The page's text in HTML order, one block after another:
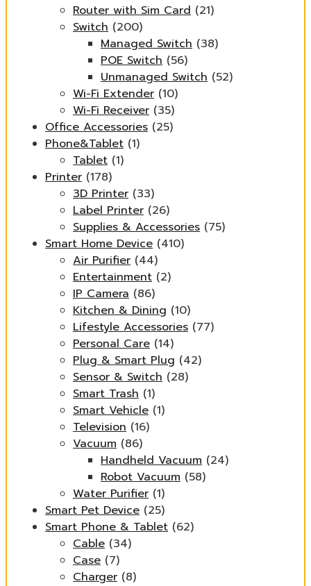
Router with Sim Card (21)
Switch (200)
Managed Switch (38)
POE Switch (56)
Unmanaged Switch (52)
Wi-Fi Extender (10)
Wi-Fi Receiver (35)
Office Accessories (25)
Phone&Tablet (1)
Tablet (1)
Printer (178)
3D Printer (33)
Label Printer (26)
Supplies & Accessories (75)
Smart Home Device (410)
Air Purifier (44)
Entertainment (2)
IP Camera (86)
Kitchen & Dining (10)
Lifestyle Accessories (77)
Personal Care (14)
Plug & Smart Plug (42)
Sensor & Switch (28)
Smart Trash (1)
Smart Vehicle (1)
Television (16)
Vacuum (86)
Handheld Vacuum (24)
Robot Vacuum (58)
Water Purifier (1)
Smart Pet Device (25)
Smart Phone & Tablet (62)
Cable (34)
Case (7)
Charger (8)